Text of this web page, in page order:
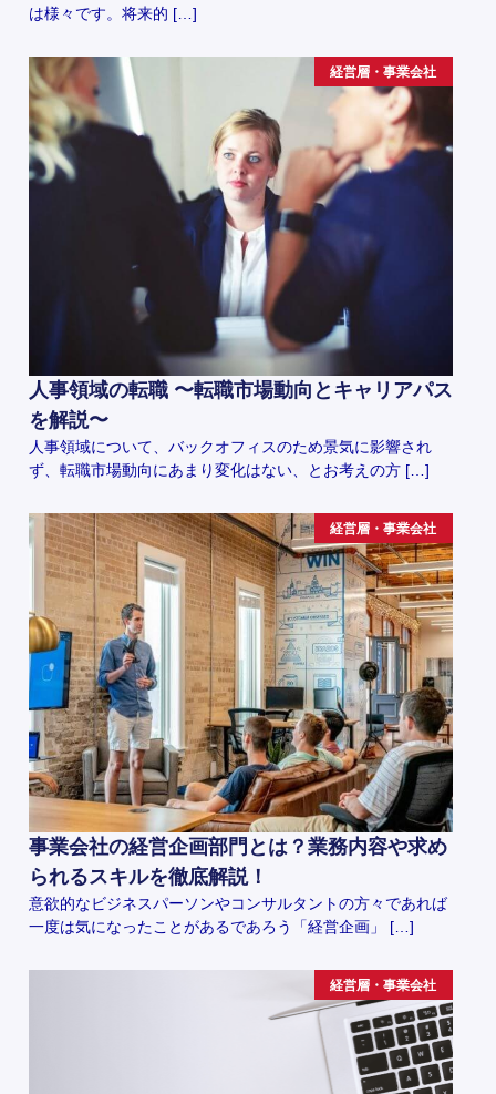
は様々です。将来的 […]
経営層・事業会社
人事領域の転職 〜転職市場動向とキャリアパス
を解説〜
人事領域について、バックオフィスのため景気に影響され
ず、転職市場動向にあまり変化はない、とお考えの方 […]
経営層・事業会社
事業会社の経営企画部門とは？業務内容や求め
られるスキルを徹底解説！
意欲的なビジネスパーソンやコンサルタントの方々であれば
一度は気になったことがあるであろう「経営企画」 […]
経営層・事業会社